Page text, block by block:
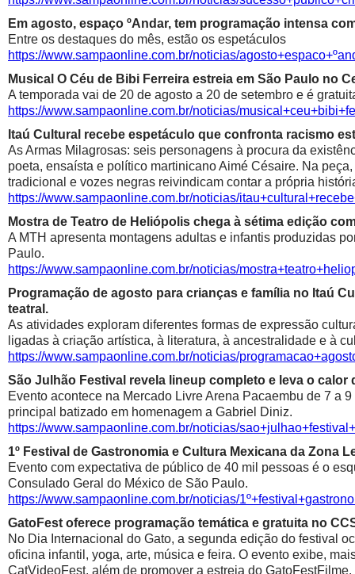
Em agosto, espaço ºAndar, tem programação intensa
Entre os destaques do mês, estão os espetáculos
https://www.sampaonline.com.br/noticias/
Musical O Céu de Bibi Ferreira estreia em São Paulo no
A temporada vai de 20 de agosto a 20 de setembro e é
https://www.sampaonline.com.br/noticias/
Itaú Cultural recebe espetáculo que confronta racismo
As Armas Milagrosas: seis personagens à procura da
poeta, ensaísta e político martinicano Aimé Césaire. Na
tradicional e vozes negras reivindicam contar a própria
https://www.sampaonline.com.br/noticias/
Mostra de Teatro de Heliópolis chega à sétima edição
A MTH apresenta montagens adultas e infantis produzidas
Paulo.
https://www.sampaonline.com.br/noticias/
Programação de agosto para crianças e família no Itaú
teatral.
As atividades exploram diferentes formas de expressão
ligadas à criação artística, à literatura, à ancestralidade e à
https://www.sampaonline.com.br/noticias/
São Julhão Festival revela lineup completo e leva o calor
Evento acontece na Mercado Livre Arena Pacaembu de 7 a
principal batizado em homenagem a Gabriel Diniz.
https://www.sampaonline.com.br/noticias/
1º Festival de Gastronomia e Cultura Mexicana da Zona
Evento com expectativa de público de 40 mil pessoas é o
Consulado Geral do México de São Paulo.
https://www.sampaonline.com.br/noticias/
GatoFest oferece programação temática e gratuita no
No Dia Internacional do Gato, a segunda edição do festival
oficina infantil, yoga, arte, música e feira. O evento exibe,
CatVideoFest, além de promover a estreia do GatoFestFilme.